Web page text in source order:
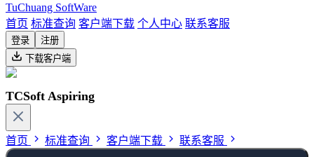
TuChuang SoftWare
首页 标准查询 客户端下载 个人中心 联系客服
登录
注册
下载客户端
TCSoft Aspiring
首页 标准查询 客户端下载 联系客服